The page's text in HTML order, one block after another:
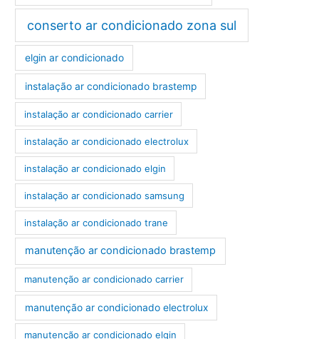
conserto ar condicionado zona sul
elgin ar condicionado
instalação ar condicionado brastemp
instalação ar condicionado carrier
instalação ar condicionado electrolux
instalação ar condicionado elgin
instalação ar condicionado samsung
instalação ar condicionado trane
manutenção ar condicionado brastemp
manutenção ar condicionado carrier
manutenção ar condicionado electrolux
manutenção ar condicionado elgin